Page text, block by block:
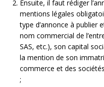
Ensuite, il faut rédiger
mentions légales
type d’annonce à publier
nom commercial de
SAS, etc.), son capital
la mention de son
commerce et des
;